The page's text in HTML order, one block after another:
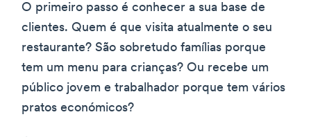
O primeiro passo é conhecer a sua base de
clientes. Quem é que visita atualmente o seu
restaurante? São sobretudo famílias porque
tem um menu para crianças? Ou recebe um
público jovem e trabalhador porque tem vários
pratos económicos?